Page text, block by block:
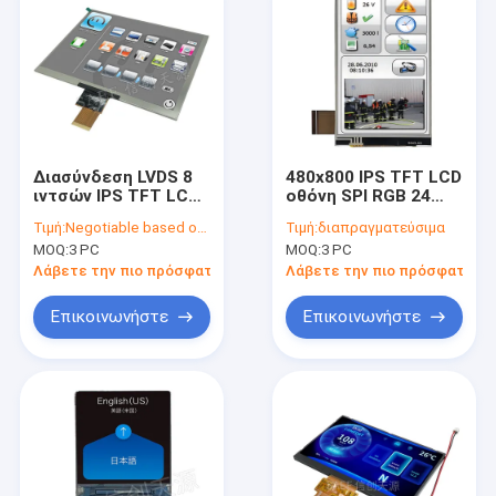
Προϊόντα
Σχετικά με εμάς
Διασύνδεση LVDS 8
ιντσών IPS TFT LCD
Ανάλυση πλήρης
γωνίας θέασης
Τιμή:Negotiable based on order lot quantity
MOQ:3 PC
Λάβετε την πιο πρόσφατη τιμή
Επικοινωνήστε
480x800 IPS TFT LCD
οθόνη SPI RGB 24
3,97 ίντσες
Τιμή:διαπραγματεύσιμα
MOQ:3 PC
Λάβετε την πιο πρόσφατη
Επικοινωνήστε